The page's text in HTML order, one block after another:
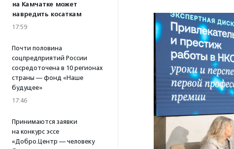
на Камчатке может
навредить косаткам
17:59
Почти половина
соцпредприятий России
сосредоточена в 10 регионах
страны — фонд «Наше
будущее»
17:46
Принимаются заявки
на конкурс эссе
«Добро.Центр — человеку